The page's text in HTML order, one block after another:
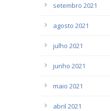
setembro 2021
agosto 2021
julho 2021
junho 2021
maio 2021
abril 2021